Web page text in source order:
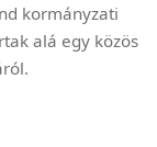
kormányzati
alá egy közös